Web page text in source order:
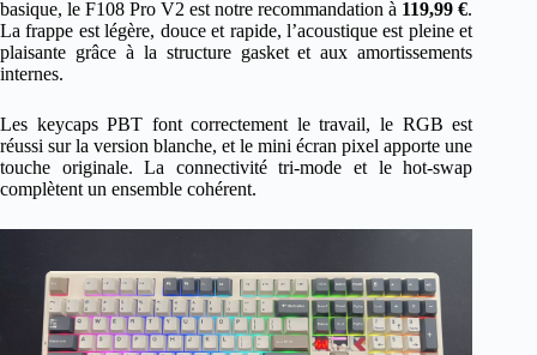
basique, le F108 Pro V2 est notre recommandation à 119,99 €.
La frappe est légère, douce et rapide, l’acoustique est pleine et
plaisante grâce à la structure gasket et aux amortissements
internes.
Les keycaps PBT font correctement le travail, le RGB est
réussi sur la version blanche, et le mini écran pixel apporte une
touche originale. La connectivité tri-mode et le hot-swap
complètent un ensemble cohérent.